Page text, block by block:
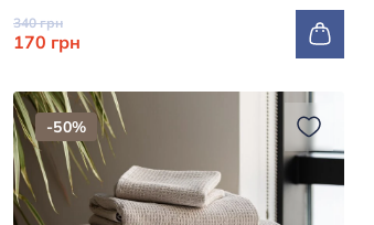
340 грн
170 грн
-50%